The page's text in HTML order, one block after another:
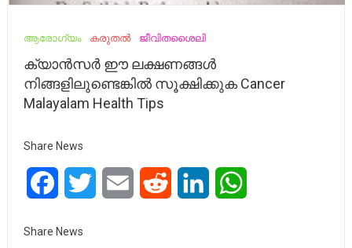
ആരോഗ്യം കരുതൽ ജീവിതശൈലി
ക്യാൻസർ ഈ ലക്ഷണങ്ങൾ
നിങ്ങളിലുണ്ടെങ്കിൽ സൂക്ഷിക്കുക Cancer
Malayalam Health Tips
Share News
FacebookTwitter Email Reddit LinkedIn
Share News